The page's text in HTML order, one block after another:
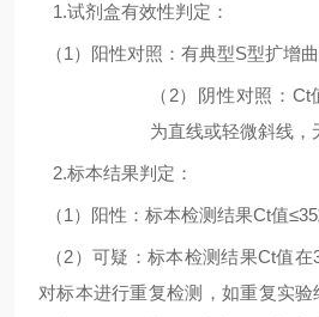
1.试剂盒有效性判定：
（1 ）阳性对照：有典型S型扩增
（ 2）阴性对照： Ct
为直线或轻微斜线，
2.标本结果判定：
（1 ）阳性：标本检测结果Ct值≤35
（2）可疑：标本检测结果Ct值在
对标本进行重复检测，如重复实验